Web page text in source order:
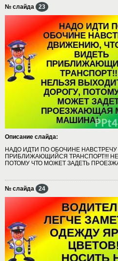
№ слайда 23
Описание слайда:
НАДО ИДТИ ПО ОБОЧИНЕ
ПРИБЛИЖАЮЩИЙСЯ ТРАНСПОРТ!!!
ПОТОМУ ЧТО МОЖЕТ ЗАДЕТЬ
№ слайда 24